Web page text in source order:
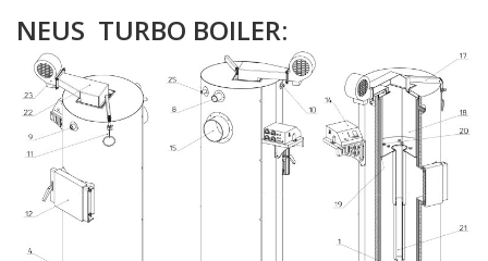
NEUS TURBO BOILER: